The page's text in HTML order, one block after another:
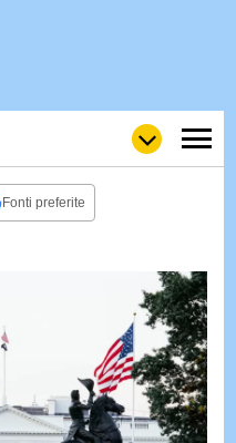
GULP
LOVE
WOW
POP
NEWS
STORIE
VIDEO
Fonti preferite